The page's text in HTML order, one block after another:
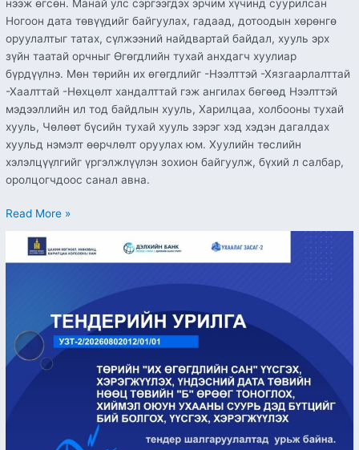
нээж өгсөн. Манай улс сэргээгдэх эрчим хүчинд суурилсан
Ногоон дата төвүүдийг байгуулах, гадаад, дотоодын хөрөнгө
оруулалтыг татах, сүлжээний найдвартай байдал, хууль эрх
зүйн таатай орчныг Өгөгдлийн тухай анхдагч хуулиар
бүрдүүлнэ. Мөн төрийн их өгөгдлийг -Нээлттэй -Хязгаарлалттай
-Хаалттай -Нөхцөлт хандалттай гэж ангилах бөгөөд Нээлттэй
мэдээллийн ил тод байдлын хууль, Харилцаа, холбооны тухай
хууль, Чөлөөт бүсийн тухай хууль зэрэг хэд хэдэн дагалдах
хуульд нэмэлт өөрчлөлт оруулах юм. Хуулийн төслийн
хэлэлцүүлгийг үргэлжлүүлэн зохион байгуулж, бүхий л салбар,
оролцогчдоос санал авна.
Read More »
ТЕНДЕРИЙН
УРИЛГА